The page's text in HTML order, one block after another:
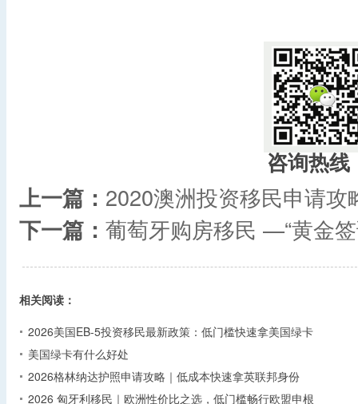
咨询热线
上一篇： 2020澳洲投资移民申请攻
下一篇： 葡萄牙购房移民 —“黄金
相关阅读：
2026美国EB-5投资移民最新政策：低门槛快速拿美国绿卡
美国绿卡有什么好处
2026格林纳达护照申请攻略｜低成本快速拿英联邦身份
2026 匈牙利移民｜欧洲性价比之选，低门槛畅行欧盟申根